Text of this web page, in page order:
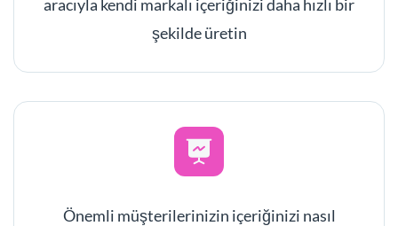
aracıyla kendi markalı içeriğinizi daha hızlı bir
şekilde üretin
Önemli müşterilerinizin içeriğinizi nasıl